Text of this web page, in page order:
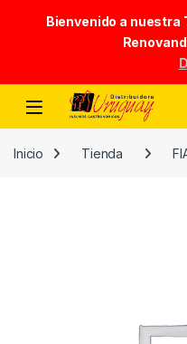
Bienvenido a nuestra
Skip to navigation
Skip to content
Inicio Tienda